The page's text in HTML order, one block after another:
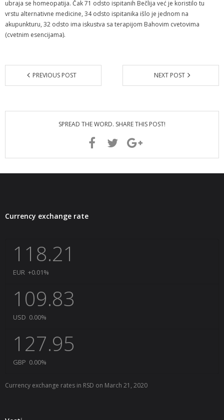
ubraja se homeopatija. Čak 71 odsto ispitanih Bečlija već je koristilo tu
vrstu alternativne medicine, 34 odsto ispitanika išlo je jednom na
akupunkturu, 32 odsto ima iskustva sa terapijom Bahovim cvetovima
(cvetnim esencijama).
PREVIOUS POST NEXT POST
SPREAD THE WORD. SHARE THIS POST!
Currency exchange rate
118.21
EUR +0.01%
109.83
USD 0.00%
127.95
GBP 0.00%
Currency exchange rates in RSD on March 21, 2020